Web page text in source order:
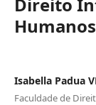
Humanos
Isabella Padua
Faculdade de